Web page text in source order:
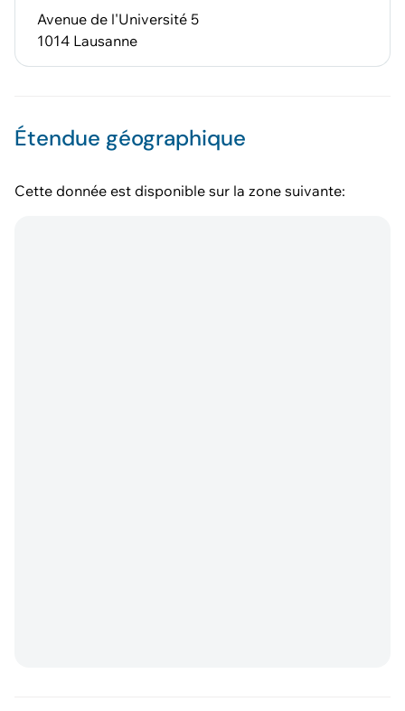
Avenue de l'Université 5
1014 Lausanne
Étendue géographique
Cette donnée est disponible sur la zone suivante: